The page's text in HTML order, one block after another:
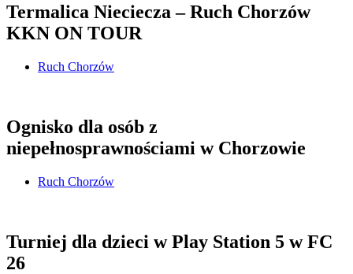
Termalica Nieciecza – Ruch Chorzów
KKN ON TOUR
Ruch Chorzów
Ognisko dla osób z
niepełnosprawnościami w Chorzowie
Ruch Chorzów
Turniej dla dzieci w Play Station 5 w FC
26